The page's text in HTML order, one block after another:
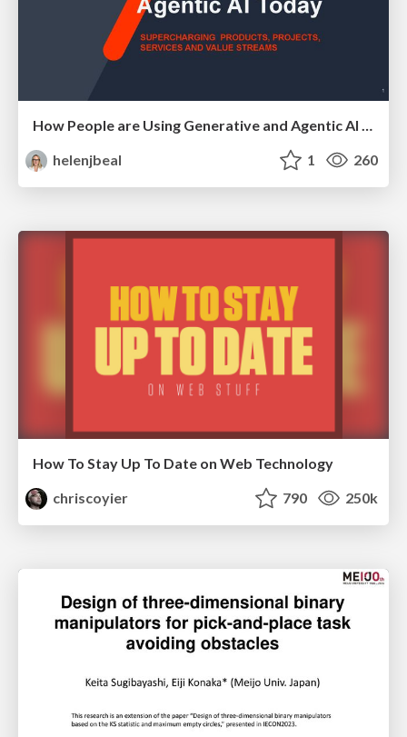
How People are Using Generative and Agentic AI to Supercharge Their Products, Projects, Services and Value Streams Today
helenjbeal
1 260
How To Stay Up To Date on Web Technology
chriscoyier
790 250k